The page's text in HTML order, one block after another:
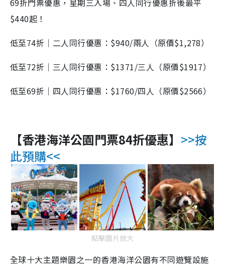
69折門票優惠，星期三入場、四人同行優惠折後最平
$440起！
低至74折｜二人同行優惠： $940/兩人（原價$1,278）
低至72折｜三人同行優惠： $1371/三人（原價$1917）
低至69折｜四人同行優惠： $1760/四人（原價$2566）
【香港海洋公園門票84折優惠】 >>按
此預購<<
點擊圖片放大
全球十大主題樂園之一的香港海洋公園有不同遊覽設施